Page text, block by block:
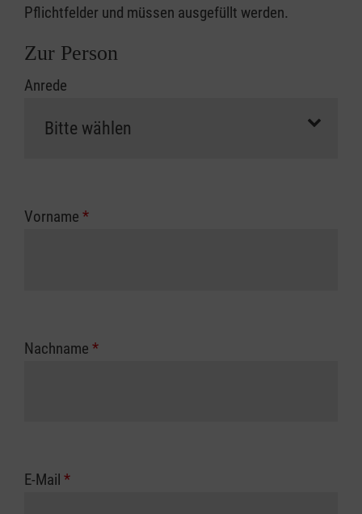
Pflichtfelder und müssen ausgefüllt werden.
Zur Person
Anrede
Vorname *
Nachname *
E-Mail *